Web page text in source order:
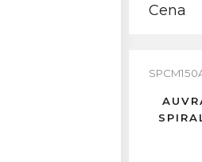
Cena